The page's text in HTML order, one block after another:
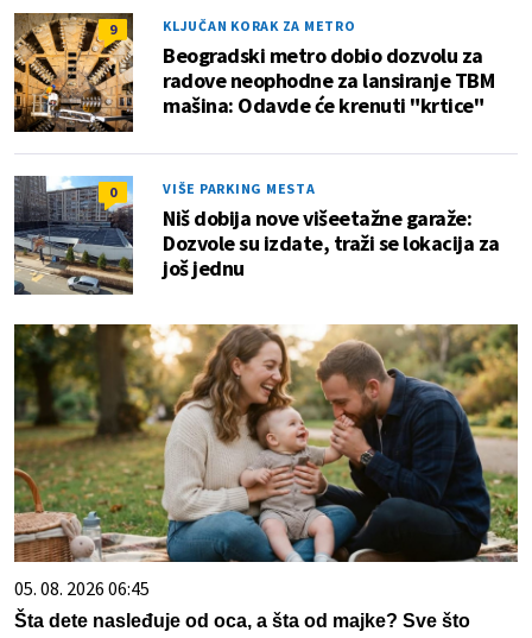
9 KLJUČAN KORAK ZA METRO
Beogradski metro dobio dozvolu za
radove neophodne za lansiranje TBM
mašina: Odavde će krenuti "krtice"
0 VIŠE PARKING MESTA
Niš dobija nove višeetažne garaže:
Dozvole su izdate, traži se lokacija za
još jednu
05. 08. 2026 06:45
Šta dete nasleđuje od oca, a šta od majke? Sve što